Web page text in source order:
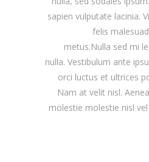
sapien vulputate lacinia.
felis
metus.Nulla sed mi
nulla. Vestibulum ante
orci luctus et ultrices
Nam at velit nisl.
molestie molestie nisl